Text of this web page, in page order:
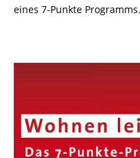
eines 7-Punkte Programms.